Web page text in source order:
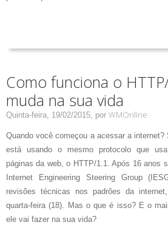
Como funciona o
muda na sua vida
Quinta-feira, 19/02/2015, por WMOnline
Quando você começou a acessar a
está usando o mesmo protocolo que
páginas da web, o HTTP/1.1. Após 16 anos
Internet Engineering Steering Group
revisões técnicas nos padrões da
quarta-feira (18). Mas o que é isso? E o
ele vai fazer na sua vida?